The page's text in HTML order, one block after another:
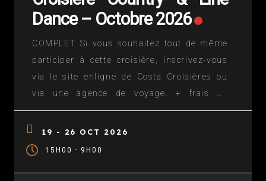
Dance – Octobre 2026
COMPLET Si vous souhaitez tout de même
participer à cette croisière, inscrivez-vous
via le site enligne de Costa Croisières ou
via une agence de voyage. + frais de
participation auprès de Danse Floor = 250€
Un circuit en Méditerranée durant les
19 - 26 OCT 2026
15H00 - 9H00